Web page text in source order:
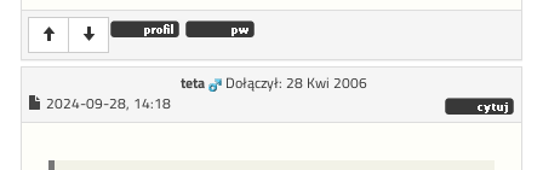
teta
Dołączył: 28 Kwi 2006
2024-09-28, 14:18